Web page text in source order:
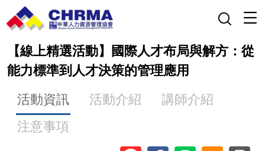
【線上精選活動】國際人才布局與解方：從
能力標準到人才決策的管理應用
活動資訊
活動介紹
講師介紹
注意事項